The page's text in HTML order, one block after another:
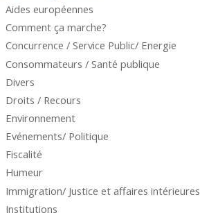
Aides européennes
Comment ça marche?
Concurrence / Service Public/ Energie
Consommateurs / Santé publique
Divers
Droits / Recours
Environnement
Evénements/ Politique
Fiscalité
Humeur
Immigration/ Justice et affaires intérieures
Institutions